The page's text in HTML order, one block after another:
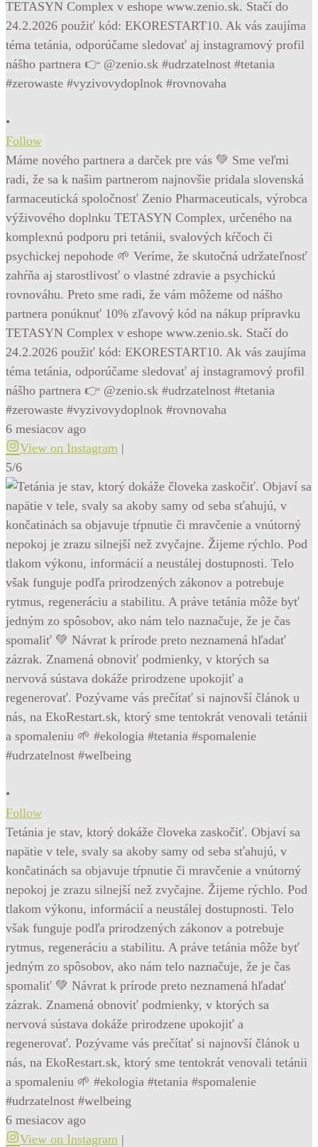
•
Follow
Máme nového partnera a darček pre vás 💚 Sme veľmi
radi, že sa k našim partnerom najnovšie pridala slovenská
farmaceutická spoločnosť Zenio Pharmaceuticals, výrobca
výživového doplnku TETASYN Complex, určeného na
komplexnú podporu pri tetánii, svalových kŕčoch či
psychickej nepohode 🌱 Veríme, že skutočná udržateľnosť
zahŕňa aj starostlivosť o vlastné zdravie a psychickú
rovnováhu. Preto sme radi, že vám môžeme od nášho
partnera ponúknuť 10% zľavový kód na nákup prípravku
TETASYN Complex v eshope www.zenio.sk. Stačí do
24.2.2026 použiť kód: EKORESTART10. Ak vás zaujíma
téma tetánia, odporúčame sledovať aj instagramový profil
nášho partnera 👉 @zenio.sk #udrzatelnost #tetania
#zerowaste #vyzivovydoplnok #rovnovaha
6 mesiacov ago
View on Instagram |
5/6
•
Follow
Tetánia je stav, ktorý dokáže človeka zaskočiť. Objaví sa
napätie v tele, svaly sa akoby samy od seba sťahujú, v
končatinách sa objavuje tŕpnutie či mravčenie a vnútorný
nepokoj je zrazu silnejší než zvyčajne. Žijeme rýchlo. Pod
tlakom výkonu, informácií a neustálej dostupnosti. Telo
však funguje podľa prirodzených zákonov a potrebuje
rytmus, regeneráciu a stabilitu. A práve tetánia môže byť
jedným zo spôsobov, ako nám telo naznačuje, že je čas
spomaliť 💚 Návrat k prírode preto neznamená hľadať
zázrak. Znamená obnoviť podmienky, v ktorých sa
nervová sústava dokáže prirodzene upokojiť a
regenerovať. Pozývame vás prečítať si najnovší článok u
nás, na EkoRestart.sk, ktorý sme tentokrát venovali tetánii
a spomaleniu 🌱 #ekologia #tetania #spomalenie
#udrzatelnost #welbeing
6 mesiacov ago
View on Instagram |